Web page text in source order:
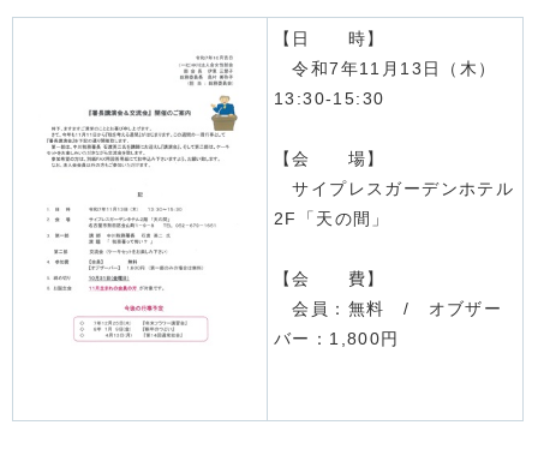
【日 時】
令和7年11月13日（木）
13:30-15:30
【会 場】
サイプレスガーデンホテル
2F「天の間」
【会 費】
会員：無料 / オブザー
バー：1,800円